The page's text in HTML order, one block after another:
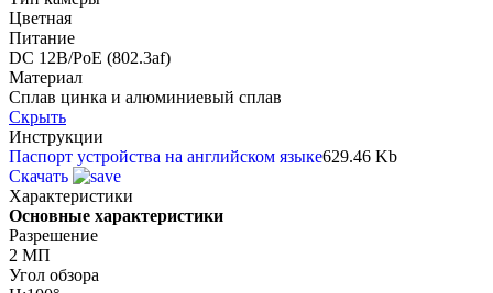
Цветная
Питание
DC 12В/PoE (802.3af)
Материал
Сплав цинка и алюминиевый сплав
Скрыть
Инструкции
Паспорт устройства на английском языке629.46 Kb
Скачать
Характеристики
Основные характеристики
Разрешение
2 МП
Угол обзора